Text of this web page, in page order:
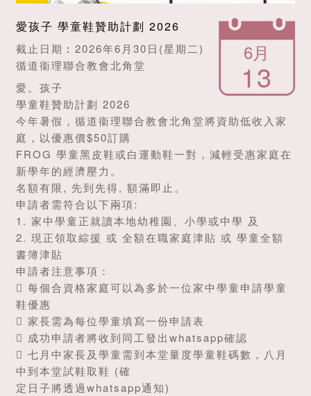
6月
13
愛孩子 學童鞋贊助計劃 2026
截止日期︰2026年6月30日(星期二)
循道衞理聯合教會北角堂
愛。孩子
學童鞋贊助計劃 2026
今年暑假，循道衞理聯合教會北角堂將資助低收入家
庭，以優惠價$50訂購
FROG 學童黑皮鞋或白運動鞋一對，減輕受惠家庭在
新學年的經濟壓力。
名額有限, 先到先得, 額滿即止。
申請者需符合以下兩項:
1. 家中學童正就讀本地幼稚園、小學或中學 及
2. 現正領取綜援 或 全額在職家庭津貼 或 學童全額
書簿津貼
申請者注意事項：
 每個合資格家庭可以為多於一位家中學童申請學童
鞋優惠
 家長需為每位學童填寫一份申請表
 成功申請者將收到同工發出whatsapp確認
 七月中家長及學童需到本堂量度學童鞋碼數，八月
中到本堂試鞋取鞋 (確
定日子將透過whatsapp通知)